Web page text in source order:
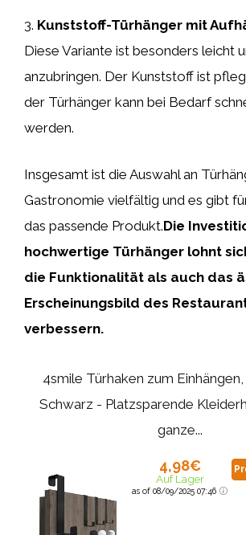
3. Kunststoff-Türhänger mit
Diese Variante ist besonders leicht
anzubringen. Der Kunststoff ist
der Türhänger kann bei Bedarf
werden.
Insgesamt ist die Auswahl an
Gastronomie vielfältig und es gibt
das passende Produkt.Die
hochwertige Türhänger lohnt
die Funktionalität als auch das
Erscheinungsbild des
verbessern.
4smile Türhaken zum
Schwarz - Platzsparende
ganze...
4,98€
Auf Lager
as of 08/09/2025 07:46